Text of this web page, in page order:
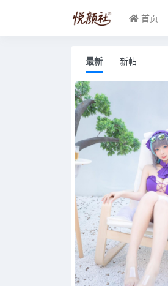
首页
最新 新帖